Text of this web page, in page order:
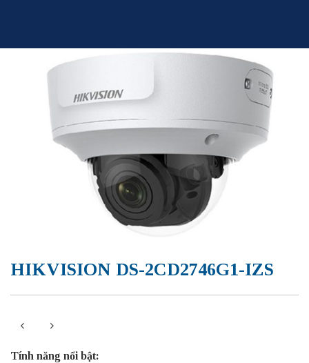
HIKVISION DS-2CD2746G1-IZS
Tính năng nổi bật: